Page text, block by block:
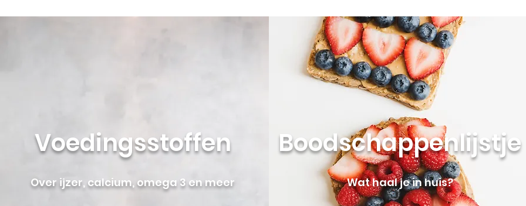
Voedingsstoffen
Over ijzer, calcium, omega 3 en meer
Boodschappenlijstje
Wat haal je in huis?